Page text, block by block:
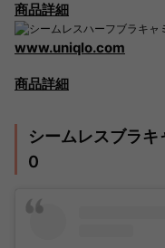
商品詳細
www.uniqlo.com
商品詳細
シームレスブラ
0